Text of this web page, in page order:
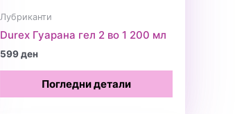
Лубриканти
Durex Гуарана гел 2 во 1 200 мл
599ден
Погледни детали